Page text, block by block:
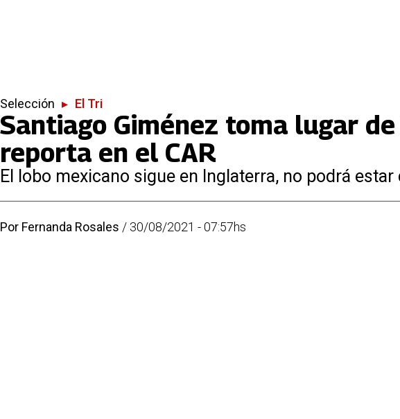
Selección ▸ El Tri
Santiago Giménez toma lugar
reporta en el CAR
El lobo mexicano sigue en Inglaterra, no podrá estar
Por Fernanda Rosales / 30/08/2021 - 07:57hs